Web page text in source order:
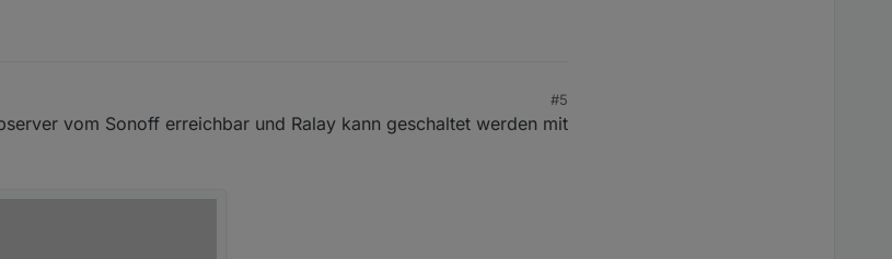
#5
vom Sonoff erreichbar und Ralay kann geschaltet werden mit